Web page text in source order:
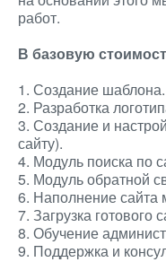
работ.
В базовую
1. Создание шаблона.
2. Разработка
3. Создание и
сайту).
4. Модуль поиска по
5. Модуль обратной
6. Наполнение сайта
7. Загрузка готового
8. Обучение
9. Поддержка и